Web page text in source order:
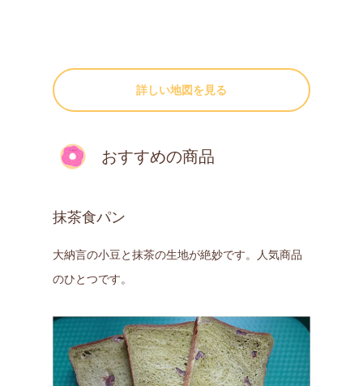
詳しい地図を見る
おすすめの商品
抹茶食パン
大納言の小豆と抹茶の生地が絶妙です。人気商品
のひとつです。